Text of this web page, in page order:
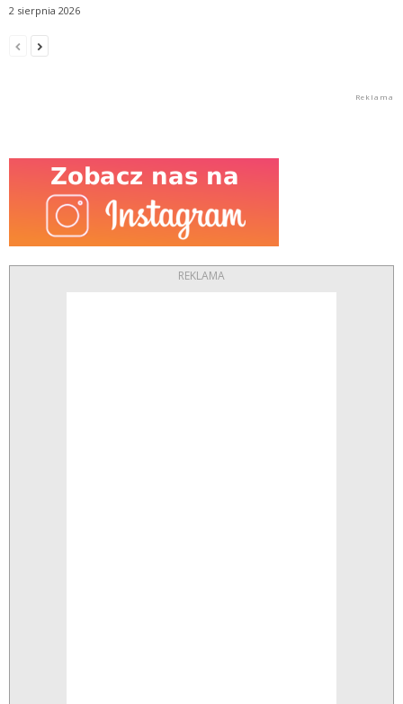
2 sierpnia 2026
REKLAMA